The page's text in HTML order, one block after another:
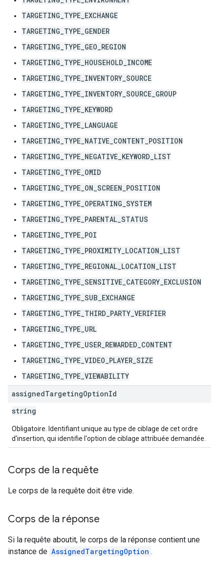
TARGETING_TYPE_EXCHANGE
TARGETING_TYPE_GENDER
TARGETING_TYPE_GEO_REGION
TARGETING_TYPE_HOUSEHOLD_INCOME
TARGETING_TYPE_INVENTORY_SOURCE
TARGETING_TYPE_INVENTORY_SOURCE_GROUP
TARGETING_TYPE_KEYWORD
TARGETING_TYPE_LANGUAGE
TARGETING_TYPE_NATIVE_CONTENT_POSITION
TARGETING_TYPE_NEGATIVE_KEYWORD_LIST
TARGETING_TYPE_OMID
TARGETING_TYPE_ON_SCREEN_POSITION
TARGETING_TYPE_OPERATING_SYSTEM
TARGETING_TYPE_PARENTAL_STATUS
TARGETING_TYPE_POI
TARGETING_TYPE_PROXIMITY_LOCATION_LIST
TARGETING_TYPE_REGIONAL_LOCATION_LIST
TARGETING_TYPE_SENSITIVE_CATEGORY_EXCLUSION
TARGETING_TYPE_SUB_EXCHANGE
TARGETING_TYPE_THIRD_PARTY_VERIFIER
TARGETING_TYPE_URL
TARGETING_TYPE_USER_REWARDED_CONTENT
TARGETING_TYPE_VIDEO_PLAYER_SIZE
TARGETING_TYPE_VIEWABILITY
assignedTargetingOptionId
string
Obligatoire. Identifiant unique au type de ciblage de cet ordre
d'insertion, qui identifie l'option de ciblage attribuée demandée.
Corps de la requête
Le corps de la requête doit être vide.
Corps de la réponse
Si la requête aboutit, le corps de la réponse contient une
instance de AssignedTargetingOption .